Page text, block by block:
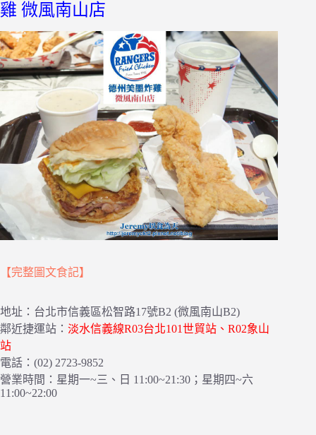
雞 微風南山店
【完整圖文食記】
地址：台北市信義區松智路17號B2 (微風南山B2)
鄰近捷運站： 淡水信義線R03台北101世貿站、R02象山
站
電話：(02) 2723-9852
營業時間：星期一~三、日 11:00~21:30；星期四~六
11:00~22:00